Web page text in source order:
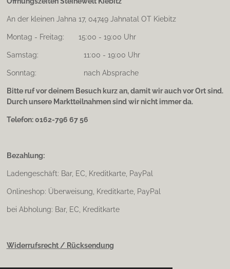
An der kleinen Jahna 17, 04749 Jahnatal OT Kiebitz
Montag - Freitag: 15:00 - 19:00 Uhr
Samstag: 11:00 - 19:00 Uhr
Sonntag: nach Absprache
Bitte ruf vor deinem Besuch kurz an, damit wir auch vor Ort sind.
Durch unsere Marktteilnahmen sind wir nicht immer da.
Telefon: 0162-796 67 56
Bezahlung:
Ladengeschäft: Bar, EC, Kreditkarte, PayPal
Onlineshop: Überweisung, Kreditkarte, PayPal
bei Abholung: Bar, EC, Kreditkarte
Widerrufsrecht / Rücksendung